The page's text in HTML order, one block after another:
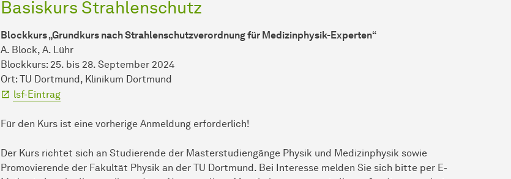
Basiskurs Strahlenschutz
Blockkurs „Grundkurs nach Strahlenschutzverordnung für Medizinphysik-Experten“
A. Block, A. Lühr
Blockkurs: 25. bis 28. September 2024
Ort: TU Dortmund, Klinikum Dortmund
lsf-Eintrag
Für den Kurs ist eine vorherige Anmeldung erforderlich!
Der Kurs richtet sich an Studierende der Masterstudiengänge Physik und Medizinphysik sowie
Promovierende der Fakultät Physik an der TU Dortmund. Bei Interesse melden Sie sich bitte per E-